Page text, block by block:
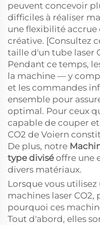
peuvent concevoir
difficiles à réaliser
une flexibilité
créative. [Consultez
taille d'un tube laser
Pendant ce temps,
la machine — y
et les commandes
ensemble pour
optimal. Pour ceux
capable de couper
CO2 de Voiern
De plus, notre
type divisé offre une
divers matériaux.
Lorsque vous
machines laser
pourquoi ces
Tout d'abord, elles